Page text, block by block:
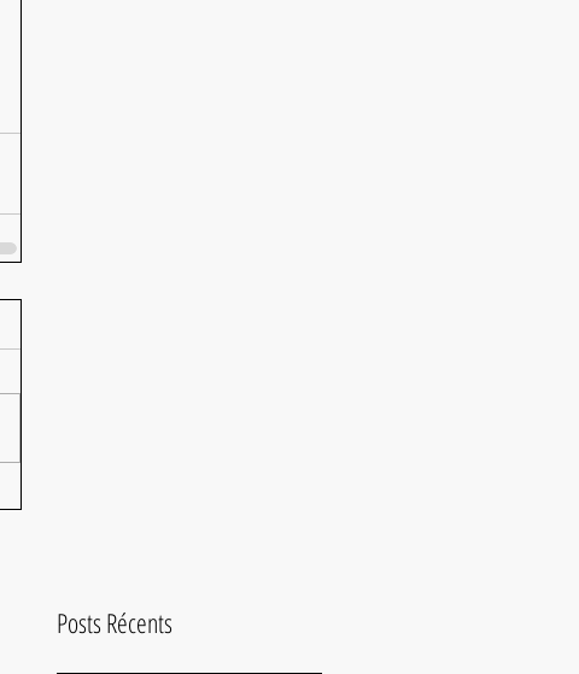
Posts Récents